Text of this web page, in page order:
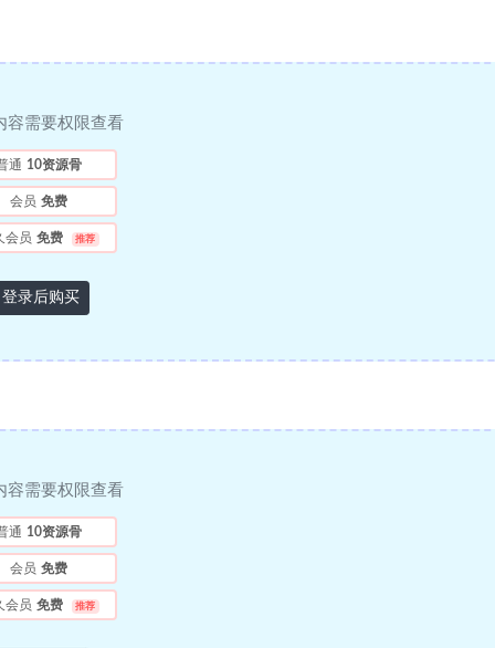
容需要权限查看
通 10资源骨
会员 免费
会员 免费 推荐
登录后购买
容需要权限查看
通 10资源骨
会员 免费
会员 免费 推荐